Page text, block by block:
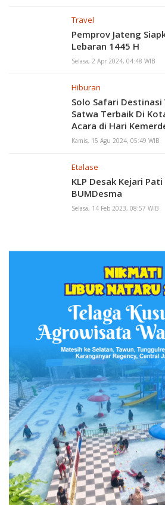
Travel
Pemprov Jateng
Lebaran 1445 H
Selasa, 2 Apr 2024, 04:48 WIB
Hiburan
Solo Safari Destinasi
Satwa Terbaik Di
Acara di Hari
Kamis, 15 Agu 2024, 05:49 WIB
Etalase
KLP Desak Kejari
BUMDesma
Selasa, 14 Feb 2023, 08:57 WIB